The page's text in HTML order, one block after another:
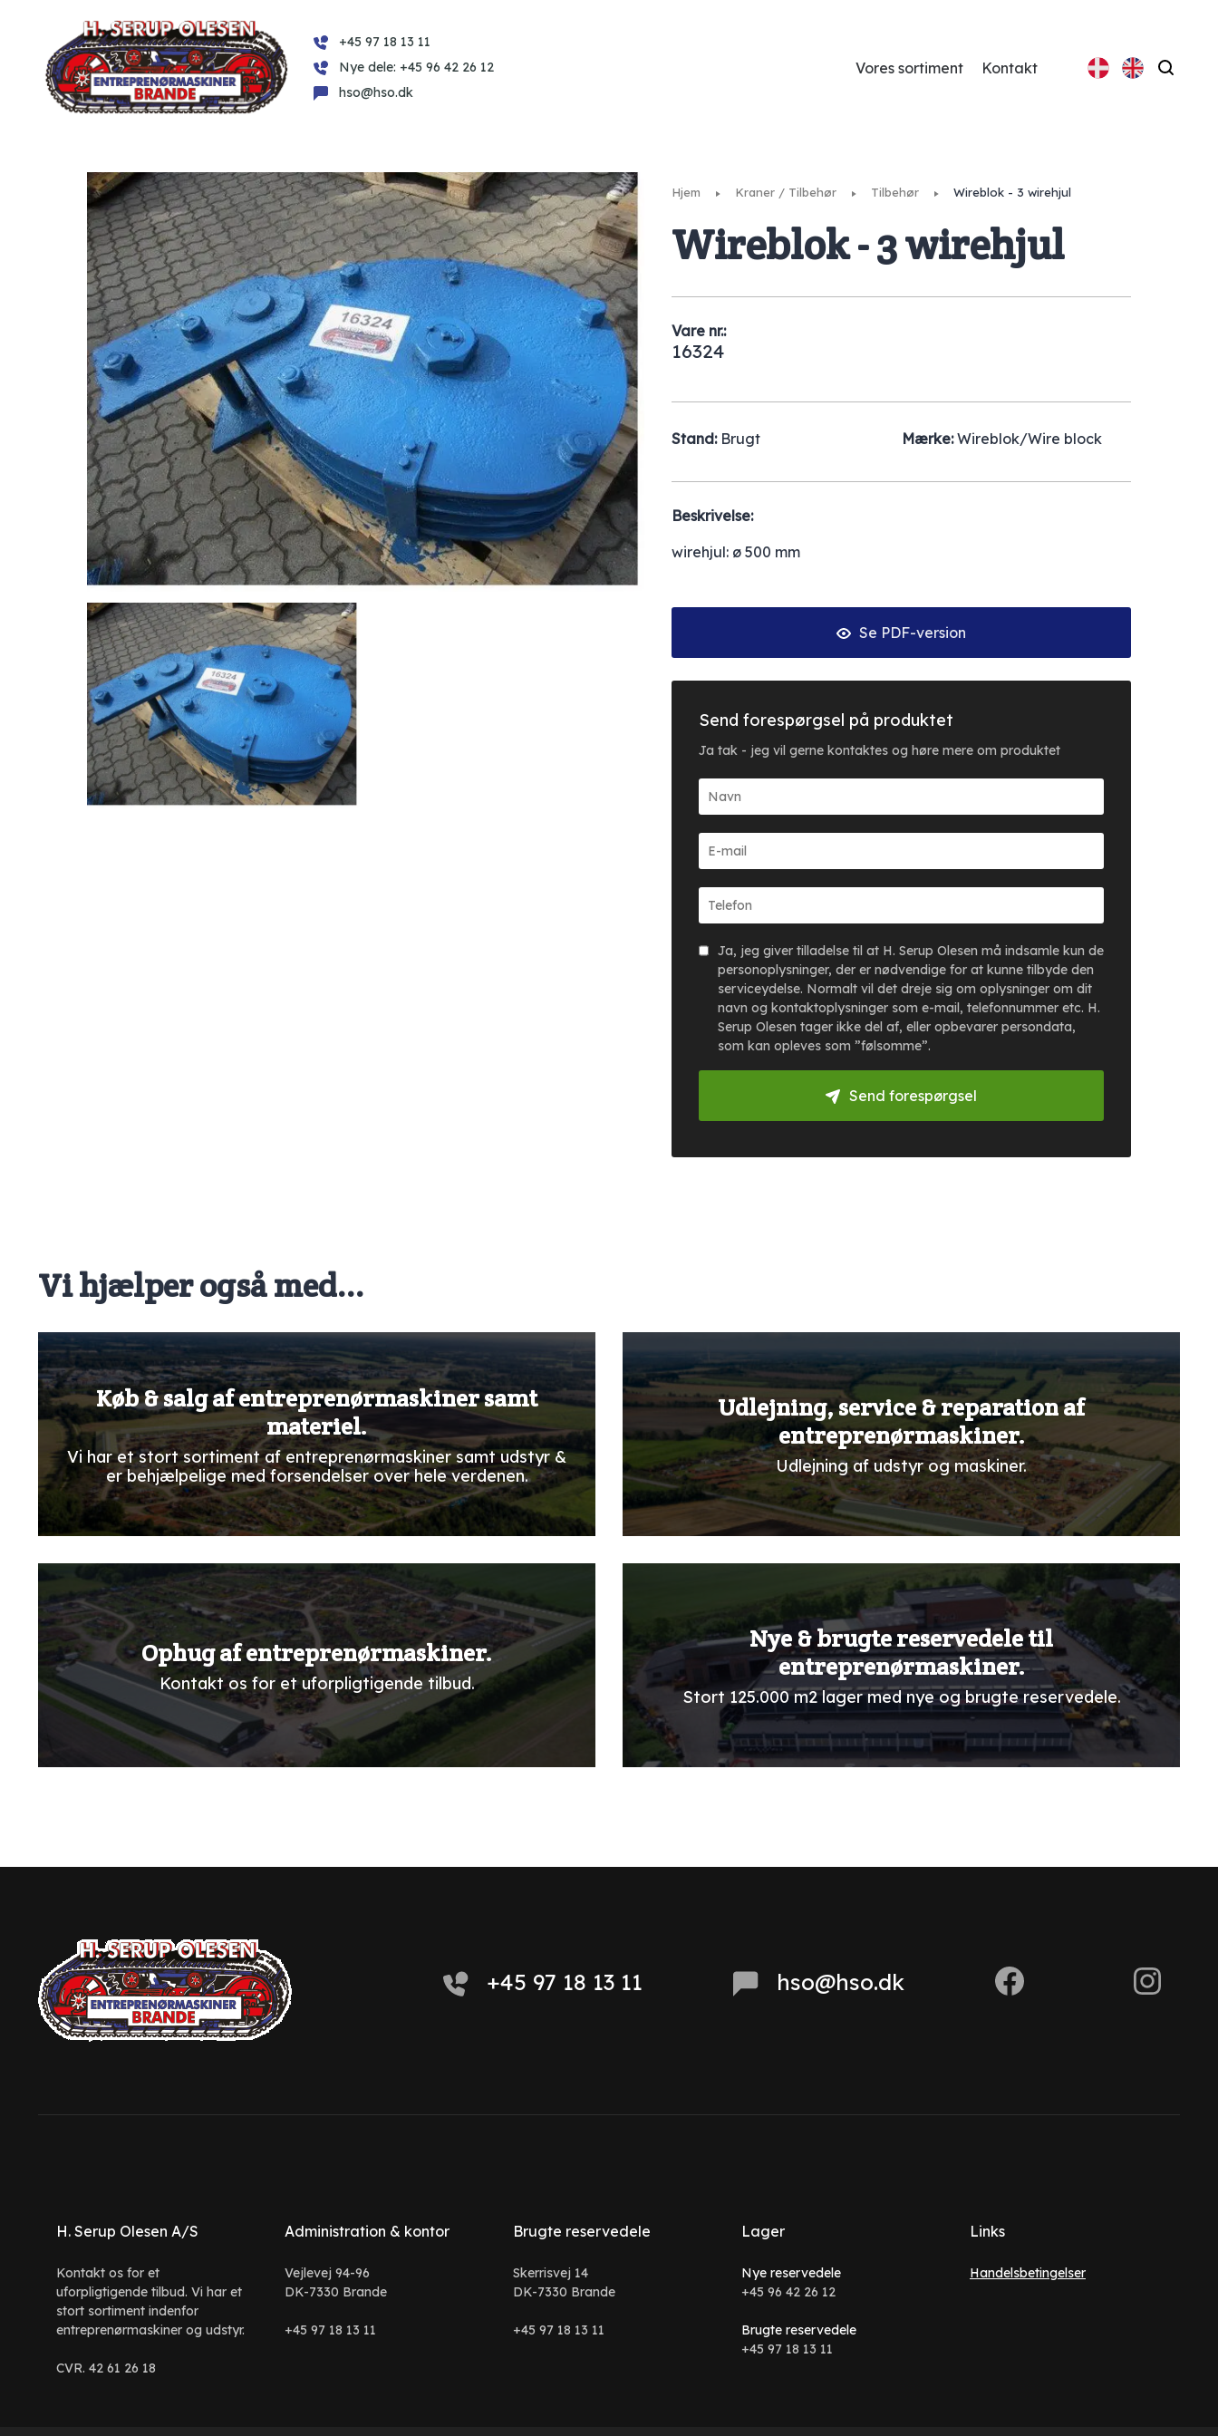
+45 97 18 13 11
Nye dele: +45 96 42 26 12
hso@hso.dk
Vores sortiment Kontakt Søg
Hjem Kraner / Tilbehør Tilbehør Wireblok - 3 wirehjul
Wireblok - 3 wirehjul
Vare nr.:
16324
Stand: Brugt Mærke:Wireblok/Wire block
Beskrivelse:
wirehjul: ø 500 mm
Se PDF-version
Send forespørgsel på produktet
Ja tak - jeg vil gerne kontaktes og høre mere om produktet
Ja, jeg giver tilladelse til at H. Serup Olesen må indsamle kun de
personoplysninger, der er nødvendige for at kunne tilbyde den
serviceydelse. Normalt vil det dreje sig om oplysninger om dit
navn og kontaktoplysninger som e-mail, telefonnummer etc. H.
Serup Olesen tager ikke del af, eller opbevarer persondata,
som kan opleves som ”følsomme”.
Send forespørgsel
Vi hjælper også med...
Køb & salg af entreprenørmaskiner samt
materiel.
Vi har et stort sortiment af entreprenørmaskiner samt udstyr &
er behjælpelige med forsendelser over hele verdenen.
Udlejning, service & reparation af
entreprenørmaskiner.
Udlejning af udstyr og maskiner.
Ophug af entreprenørmaskiner.
Kontakt os for et uforpligtigende tilbud.
Nye & brugte reservedele til
entreprenørmaskiner.
Stort 125.000 m2 lager med nye og brugte reservedele.
+45 97 18 13 11 hso@hso.dk
H. Serup Olesen A/S
Kontakt os for et
uforpligtigende tilbud. Vi har et
stort sortiment indenfor
entreprenørmaskiner og udstyr.
CVR. 42 61 26 18
Administration & kontor
Vejlevej 94-96
DK-7330 Brande
+45 97 18 13 11
Brugte reservedele
Skerrisvej 14
DK-7330 Brande
+45 97 18 13 11
Lager
Nye reservedele
+45 96 42 26 12
Brugte reservedele
+45 97 18 13 11
Links
Handelsbetingelser